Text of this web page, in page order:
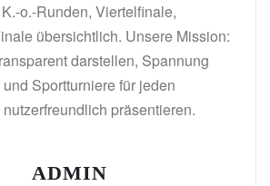
o.-Runden, Viertelfinale,
übersichtlich. Unsere Mission:
darstellen, Spannung
Sportturniere für jeden
präsentieren.
ADMIN